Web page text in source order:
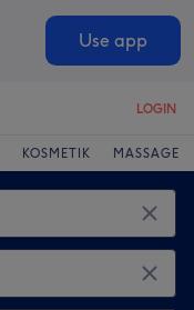
Use app
LOGIN
KOSMETIK MASSAGE